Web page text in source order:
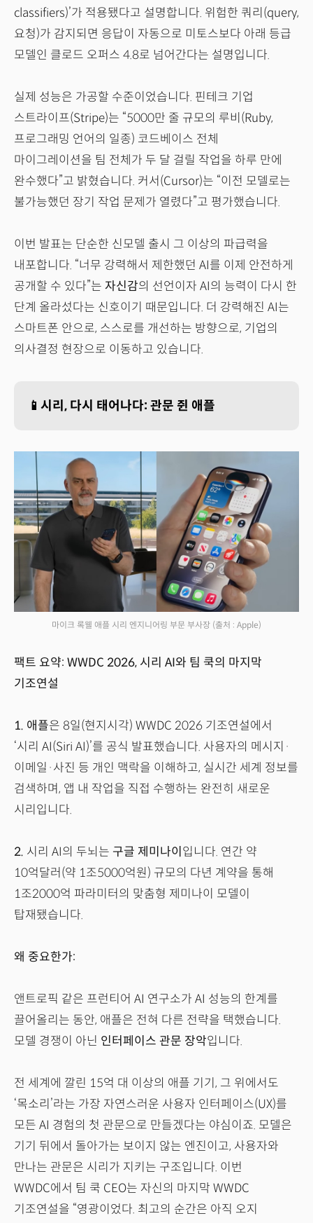
classifiers)’가 적용됐다고 설명합니다. 위험한 쿼리(query,
요청)가 감지되면 응답이 자동으로 미토스보다 아래 등급
모델인 클로드 오퍼스 4.8로 넘어간다는 설명입니다.
실제 성능은 가공할 수준이었습니다. 핀테크 기업
스트라이프(Stripe)는 “5000만 줄 규모의 루비(Ruby,
프로그래밍 언어의 일종) 코드베이스 전체
마이그레이션을 팀 전체가 두 달 걸릴 작업을 하루 만에
완수했다”고 밝혔습니다. 커서(Cursor)는 “이전 모델로는
불가능했던 장기 작업 문제가 열렸다”고 평가했습니다.
이번 발표는 단순한 신모델 출시 그 이상의 파급력을
내포합니다. “너무 강력해서 제한했던 AI를 이제 안전하게
공개할 수 있다”는 자신감의 선언이자 AI의 능력이 다시 한
단계 올라섰다는 신호이기 때문입니다. 더 강력해진 AI는
스마트폰 안으로, 스스로를 개선하는 방향으로, 기업의
의사결정 현장으로 이동하고 있습니다.
📱시리, 다시 태어나다: 관문 쥔 애플
마이크 록웰 애플 시리 엔지니어링 부문 부사장 (출처 : Apple)
팩트 요약: WWDC 2026, 시리 AI와 팀 쿡의 마지막
기조연설
1. 애플은 8일(현지시각) WWDC 2026 기조연설에서
‘시리 AI(Siri AI)’를 공식 발표했습니다. 사용자의 메시지·
이메일·사진 등 개인 맥락을 이해하고, 실시간 세계 정보를
검색하며, 앱 내 작업을 직접 수행하는 완전히 새로운
시리입니다.
2. 시리 AI의 두뇌는 구글 제미나이 입니다. 연간 약
10억달러(약 1조5000억원) 규모의 다년 계약을 통해
1조2000억 파라미터의 맞춤형 제미나이 모델이
탑재됐습니다.
왜 중요한가:
앤트로픽 같은 프런티어 AI 연구소가 AI 성능의 한계를
끌어올리는 동안, 애플은 전혀 다른 전략을 택했습니다.
모델 경쟁이 아닌 인터페이스 관문 장악입니다.
전 세계에 깔린 15억 대 이상의 애플 기기, 그 위에서도
‘목소리’라는 가장 자연스러운 사용자 인터페이스(UX)를
모든 AI 경험의 첫 관문으로 만들겠다는 야심이죠. 모델은
기기 뒤에서 돌아가는 보이지 않는 엔진이고, 사용자와
만나는 관문은 시리가 지키는 구조입니다. 이번
WWDC에서 팀 쿡 CEO는 자신의 마지막 WWDC
기조연설을 “영광이었다. 최고의 순간은 아직 오지